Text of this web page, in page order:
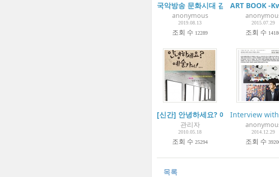
국악방송 문화시대 김경란입니다.-인터
anonymous
2019.08.13
조회 수 12289
ART BOOK -
2015.07.29
조회 수
[신간] 안녕하세요? 예술가씨!- 이규현
관리자
2010.05.18
조회 수 25294
Interview
2014.12.29
조회 수
목록